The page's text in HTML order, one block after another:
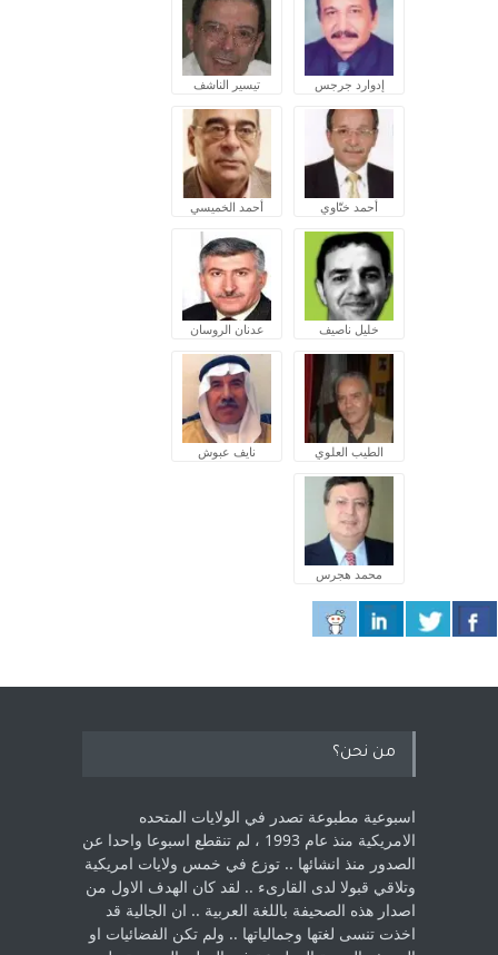
إدوارد جرجس تيسير الناشف
أحمد ختّاوي أحمد الخميسي
خليل ناصيف عدنان الروسان
الطيب العلوي نايف عبوش
محمد هجرس
من نحن؟
اسبوعية مطبوعة تصدر في الولايات المتحده
الامريكية منذ عام 1993 ، لم ‏تنقطع اسبوعا واحدا عن
الصدور منذ انشائها .. توزع في خمس ولايات امريكية
‏وتلاقي قبولا لدى القارىء ..‏ لقد كان الهدف الاول من
اصدار هذه الصحيفة باللغة العربية .. ان الجالية قد
اخذت ‏تنسى لغتها وجمالياتها .. ولم تكن الفضائيات او